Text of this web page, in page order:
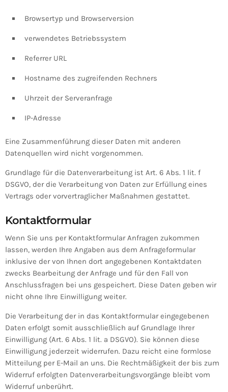
Browsertyp und Browserversion
verwendetes Betriebssystem
Referrer URL
Hostname des zugreifenden Rechners
Uhrzeit der Serveranfrage
IP-Adresse
Eine Zusammenführung dieser Daten mit anderen
Datenquellen wird nicht vorgenommen.
Grundlage für die Datenverarbeitung ist Art. 6 Abs. 1 lit. f
DSGVO, der die Verarbeitung von Daten zur Erfüllung eines
Vertrags oder vorvertraglicher Maßnahmen gestattet.
Kontaktformular
Wenn Sie uns per Kontaktformular Anfragen zukommen
lassen, werden Ihre Angaben aus dem Anfrageformular
inklusive der von Ihnen dort angegebenen Kontaktdaten
zwecks Bearbeitung der Anfrage und für den Fall von
Anschlussfragen bei uns gespeichert. Diese Daten geben wir
nicht ohne Ihre Einwilligung weiter.
Die Verarbeitung der in das Kontaktformular eingegebenen
Daten erfolgt somit ausschließlich auf Grundlage Ihrer
Einwilligung (Art. 6 Abs. 1 lit. a DSGVO). Sie können diese
Einwilligung jederzeit widerrufen. Dazu reicht eine formlose
Mitteilung per E-Mail an uns. Die Rechtmäßigkeit der bis zum
Widerruf erfolgten Datenverarbeitungsvorgänge bleibt vom
Widerruf unberührt.